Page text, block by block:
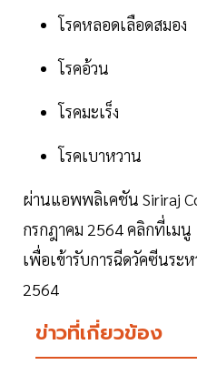
โรคหลอดเลือดสมอง
โรคอ้วน
โรคมะเร็ง
โรคเบาหวาน
ผ่านแอพพลิเคชัน Siriraj
กรกฎาคม 2564 คลิกที่เม
เพื่อเข้ารับการฉีดวัคซีนระ
2564
ข่าวที่เกี่ยวข้อง